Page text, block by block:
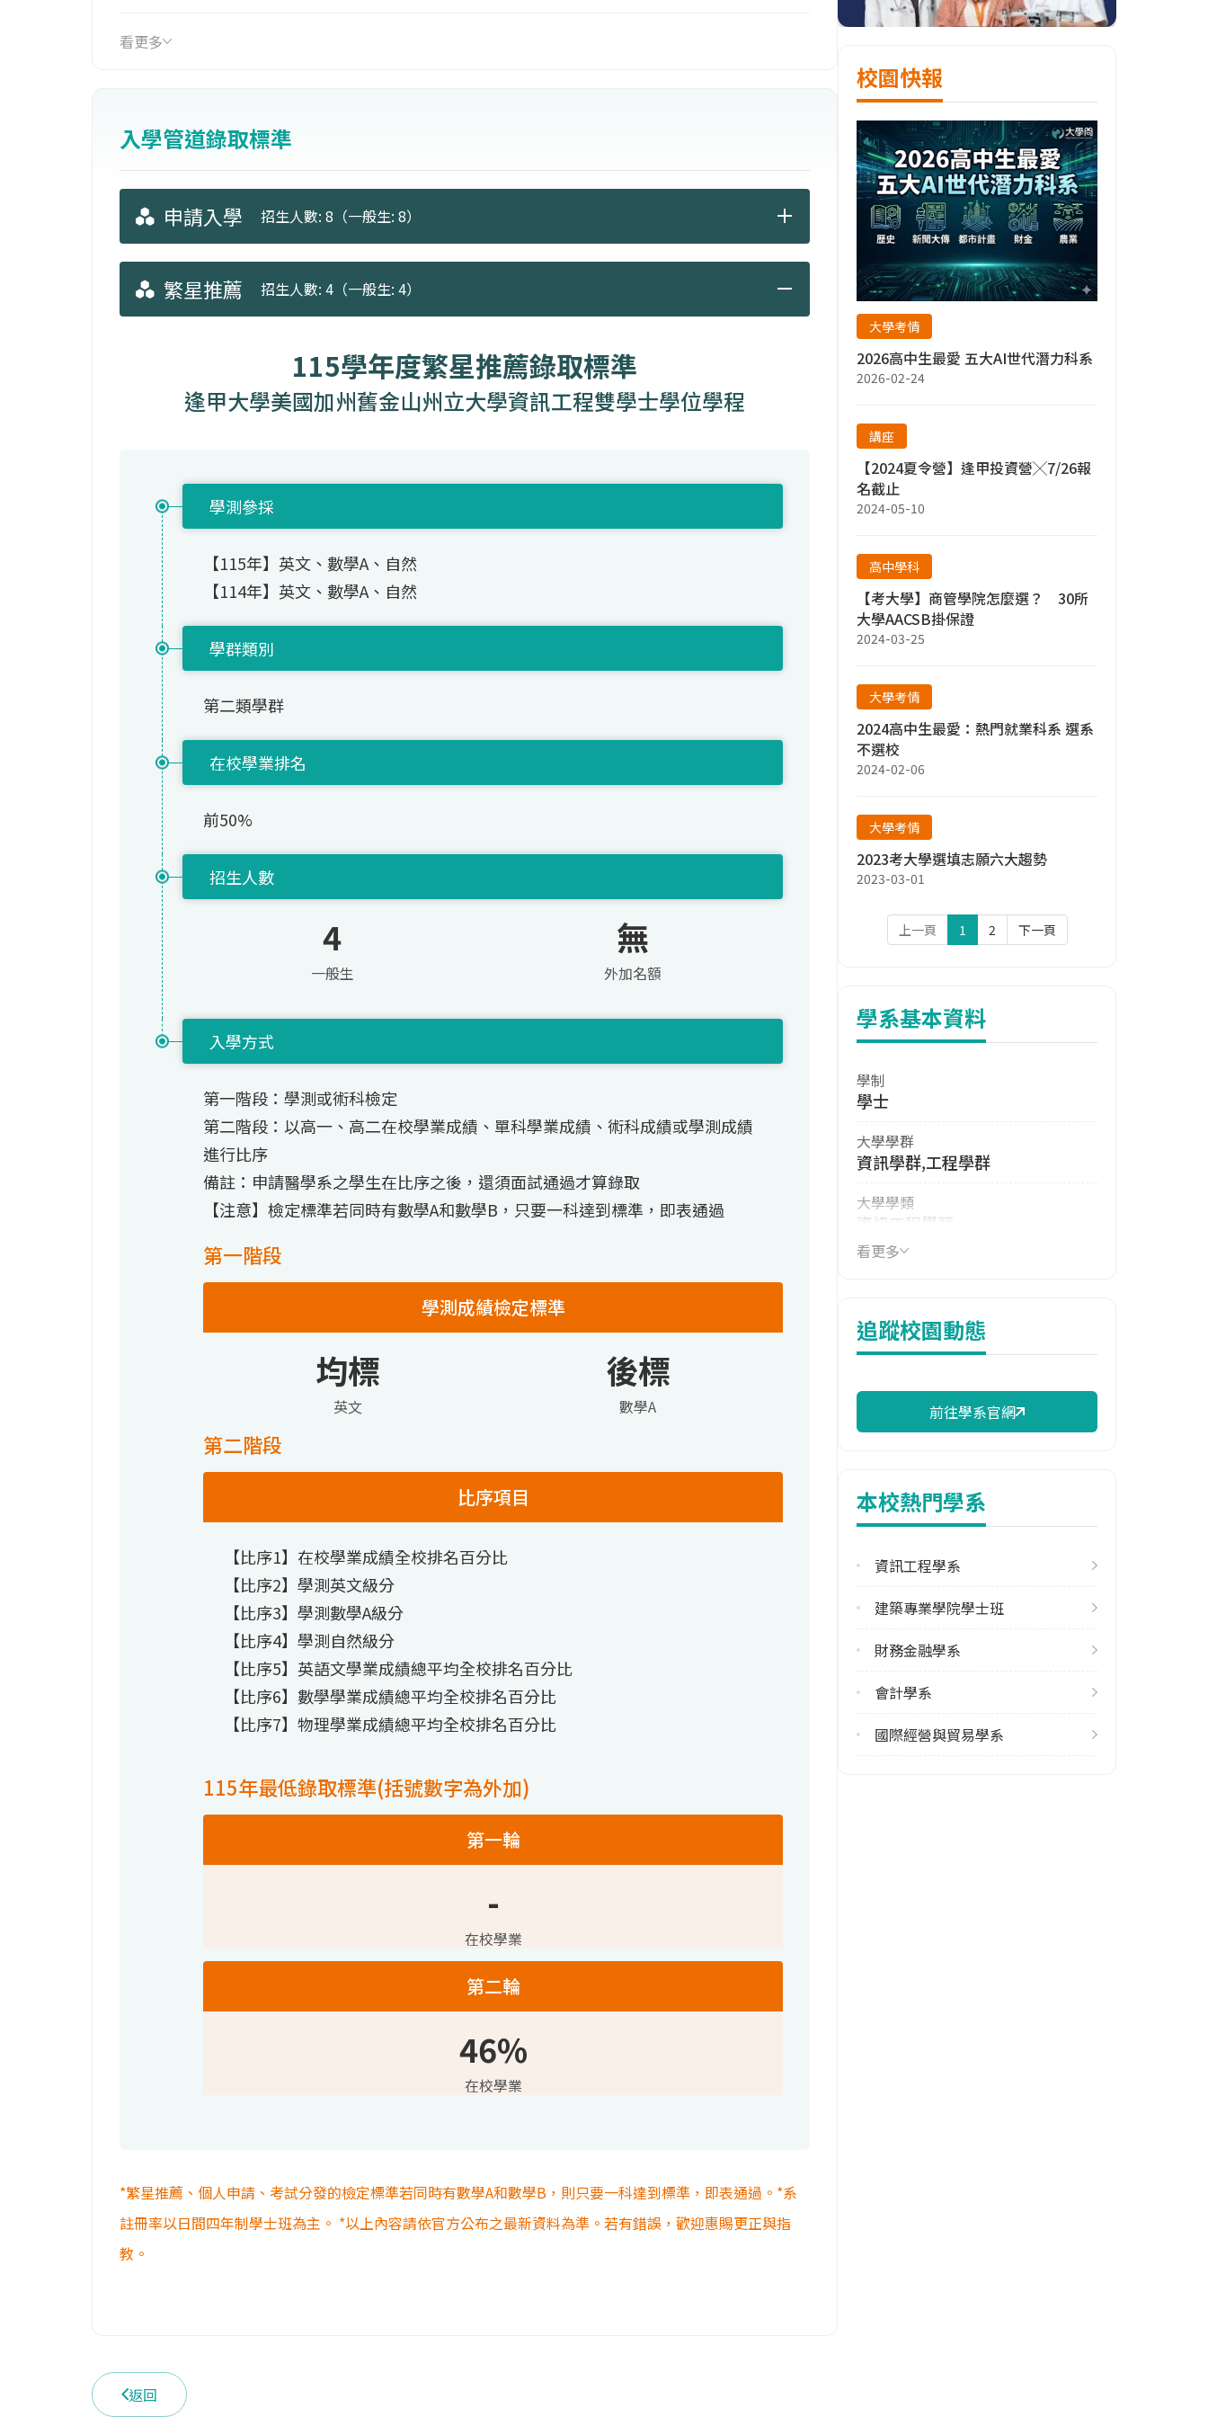
大三大四：銜接SFSU College of Science and Engineering 的 Computer Science Department
A.逢甲大學國際學院工學士
B.舊金山州立大學理工學院工學學士
看更多
入學管道錄取標準
申請入學 招生人數: 8（一般生: 8）
繁星推薦 招生人數: 4（一般生: 4）
115學年度繁星推薦錄取標準
逢甲大學美國加州舊金山州立大學資訊工程雙學士學位學程
學測參採
【115年】英文、數學A、自然
【114年】英文、數學A、自然
學群類別
第二類學群
在校學業排名
前50%
招生人數
4
一般生
無
外加名額
入學方式
第一階段：學測或術科檢定
第二階段：以高一、高二在校學業成績、單科學業成績、術科成績或學測成績
進行比序
備註：申請醫學系之學生在比序之後，還須面試通過才算錄取
【注意】檢定標準若同時有數學A和數學B，只要一科達到標準，即表通過
第一階段
學測成績檢定標準
均標
英文
後標
數學A
第二階段
比序項目
【比序1】在校學業成績全校排名百分比
【比序2】學測英文級分
【比序3】學測數學A級分
【比序4】學測自然級分
【比序5】英語文學業成績總平均全校排名百分比
【比序6】數學學業成績總平均全校排名百分比
【比序7】物理學業成績總平均全校排名百分比
115年最低錄取標準(括號數字為外加)
第一輪
-
在校學業
第二輪
46%
在校學業
*繁星推薦、個人申請、考試分發的檢定標準若同時有數學A和數學B，則只要一科達到標準，即表通過。*系
註冊率以日間四年制學士班為主。 *以上內容請依官方公布之最新資料為準。若有錯誤，歡迎惠賜更正與指
教。
校園快報
大學考情
2026高中生最愛 五大AI世代潛力科系
2026-02-24
講座
【2024夏令營】逢甲投資營╳7/26報
名截止
2024-05-10
高中學科
【考大學】商管學院怎麼選？ 30所
大學AACSB掛保證
2024-03-25
大學考情
2024高中生最愛：熱門就業科系 選系
不選校
2024-02-06
大學考情
2023考大學選填志願六大趨勢
2023-03-01
上一頁 1 2 下一頁
學系基本資料
學制
學士
大學學群
資訊學群,工程學群
大學學類
資訊工程學類
技職群類
114年學費
141,370 元/學期
114年雜費
8,630 元/學期
校際選課人數
113學年度上學期
41
雙聯學制人數
27
113學年度下學期
看更多
追蹤校園動態
前往學系官網
本校熱門學系
資訊工程學系
建築專業學院學士班
財務金融學系
會計學系
國際經營與貿易學系
返回